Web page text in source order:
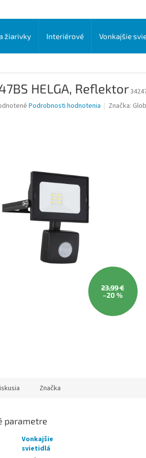
žiarivky Interiérové Vonkajšie
HELGA, Reflektor
Podrobnosti hodnotenia Značka:
23,99 €
–20 %
Značka
parametre
Vonkajšie
svietidlá